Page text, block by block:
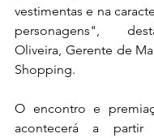
vestimentas e na
personagens",
Oliveira, Gerente de
Shopping.
O encontro e
acontecerá a